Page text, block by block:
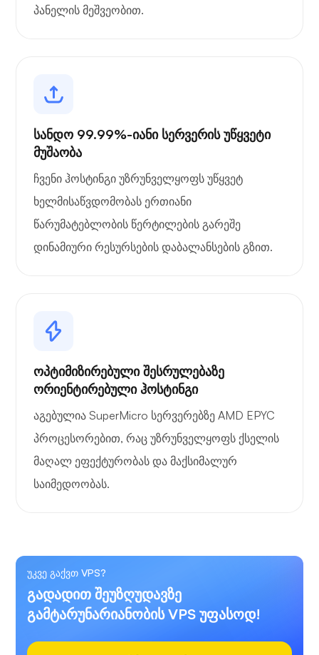
პანელის მეშვეობით.
სანდო 99.99%-იანი სერვერის უწყვეტი
მუშაობა
ჩვენი ჰოსტინგი უზრუნველყოფს უწყვეტ
ხელმისაწვდომობას ერთიანი
წარუმატებლობის წერტილების გარეშე
დინამიური რესურსების დაბალანსების გზით.
ოპტიმიზირებული შესრულებაზე
ორიენტირებული ჰოსტინგი
აგებულია SuperMicro სერვერებზე AMD EPYC
პროცესორებით, რაც უზრუნველყოფს ქსელის
მაღალ ეფექტურობას და მაქსიმალურ
საიმედოობას.
უკვე გაქვთ VPS?
გადადით შეუზღუდავზე
გამტარუნარიანობის VPS უფასოდ!